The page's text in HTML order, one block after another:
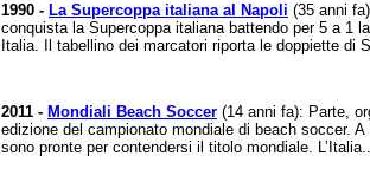
1990 - La Supercoppa italiana al Napoli (35 anni
conquista la Supercoppa italiana battendo per 5 a 1
Italia. Il tabellino dei marcatori riporta le doppiette di
2011 - Mondiali Beach Soccer (14 anni fa): Parte,
edizione del campionato mondiale di beach soccer.
sono pronte per contendersi il titolo mondiale.